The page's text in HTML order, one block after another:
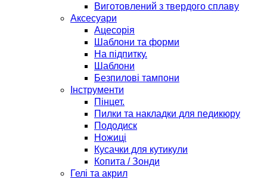
Виготовлений з твердого сплаву
Аксесуари
Ацесорія
Шаблони та форми
На підпитку.
Шаблони
Безпилові тампони
Інструменти
Пінцет.
Пилки та накладки для педикюру
Пододиск
Ножиці
Кусачки для кутикули
Копита / Зонди
Гелі та акрил